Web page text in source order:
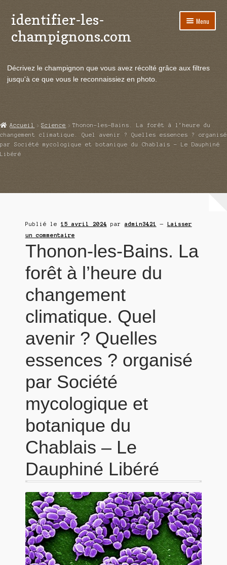
Aller
à
la
Aller
au
contenu
identifier-les-
champignons.com
Menu
le
Actualités
menu
enfant
Echanges et contacts
Ouvrir
le
menu
Mycologie
Ouvrir
Décrivez le champignon que vous avez récolté grâce aux filtres
jusqu'à ce que vous le reconnaissiez en photo.
Accueil Science
Thonon-les-Bains. La forêt à l’heure du
changement climatique. Quel avenir ? Quelles essences ? organisé
par Société mycologique et botanique du Chablais – Le Dauphiné
Libéré
Publié le 15 avril 2024 paradmin3421 — Laisser
un commentaire
Thonon-les-Bains. La
forêt à l’heure du
changement
climatique. Quel
avenir ? Quelles
essences ? organisé
par Société
mycologique et
botanique du
Chablais – Le
Dauphiné Libéré